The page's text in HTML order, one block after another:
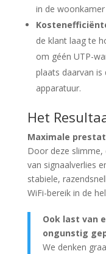
in de
de klant laag te
om géén UTP-
plaats daarvan
apparatuur.
Het
Maximale
Door deze slimme,
van signaalverlies
stabiele,
WiFi-bereik in de
Ook last van
ongunstig
We denken